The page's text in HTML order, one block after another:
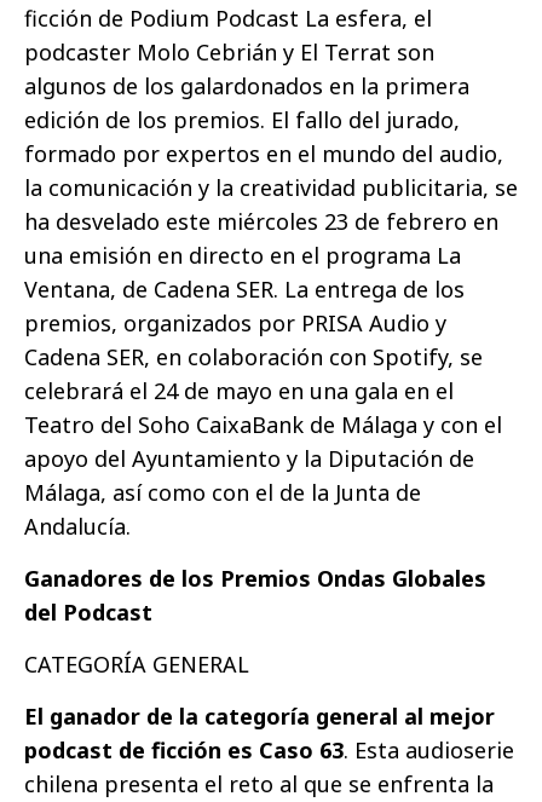
ficción de Podium Podcast La esfera, el
podcaster Molo Cebrián y El Terrat son
algunos de los galardonados en la primera
edición de los premios. El fallo del jurado,
formado por expertos en el mundo del audio,
la comunicación y la creatividad publicitaria, se
ha desvelado este miércoles 23 de febrero en
una emisión en directo en el programa La
Ventana, de Cadena SER. La entrega de los
premios, organizados por PRISA Audio y
Cadena SER, en colaboración con Spotify, se
celebrará el 24 de mayo en una gala en el
Teatro del Soho CaixaBank de Málaga y con el
apoyo del Ayuntamiento y la Diputación de
Málaga, así como con el de la Junta de
Andalucía.
Ganadores de los Premios Ondas Globales
del Podcast
CATEGORÍA GENERAL
El ganador de la categoría general al mejor
podcast de ficción es Caso 63. Esta audioserie
chilena presenta el reto al que se enfrenta la